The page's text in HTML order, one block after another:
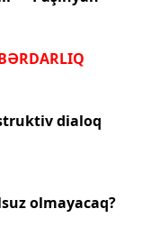
dialoq
olmayacaq?